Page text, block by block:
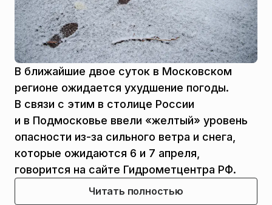
В ближайшие двое суток в Московском
регионе ожидается ухудшение погоды.
В связи с этим в столице России
и в Подмосковье ввели «желтый» уровень
опасности из-за сильного ветра и снега,
которые ожидаются 6 и 7 апреля,
говорится на сайте Гидрометцентра РФ.
Читать полностью